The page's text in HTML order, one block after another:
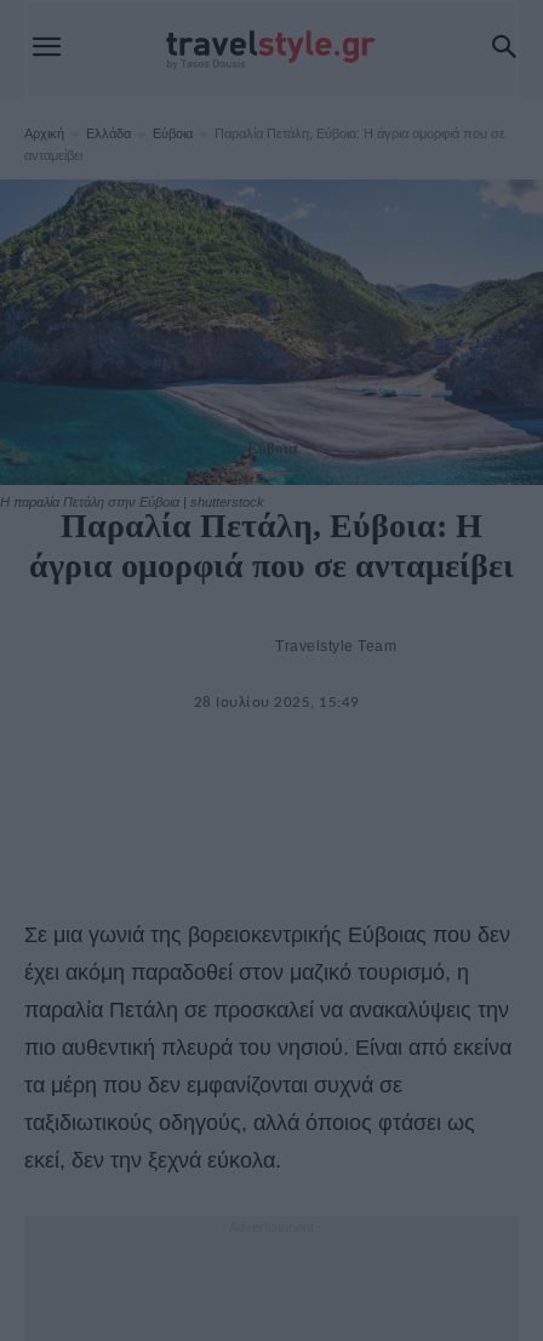
Αρχική Ελλάδα Εύβοια
Παραλία Πετάλη, Εύβοια: Η άγρια ομορφιά που σε
ανταμείβει
Η παραλία Πετάλη στην Εύβοια | shutterstock
Εύβοια
Παραλία Πετάλη, Εύβοια: Η
άγρια ομορφιά που σε ανταμείβει
Travelstyle Team
28 Ιουλίου 2025, 15:49
Σε μια γωνιά της βορειοκεντρικής Εύβοιας που δεν
έχει ακόμη παραδοθεί στον μαζικό τουρισμό, η
παραλία Πετάλη σε προσκαλεί να ανακαλύψεις την
πιο αυθεντική πλευρά του νησιού. Είναι από εκείνα
τα μέρη που δεν εμφανίζονται συχνά σε
ταξιδιωτικούς οδηγούς, αλλά όποιος φτάσει ως
εκεί, δεν την ξεχνά εύκολα.